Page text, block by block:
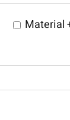
Material